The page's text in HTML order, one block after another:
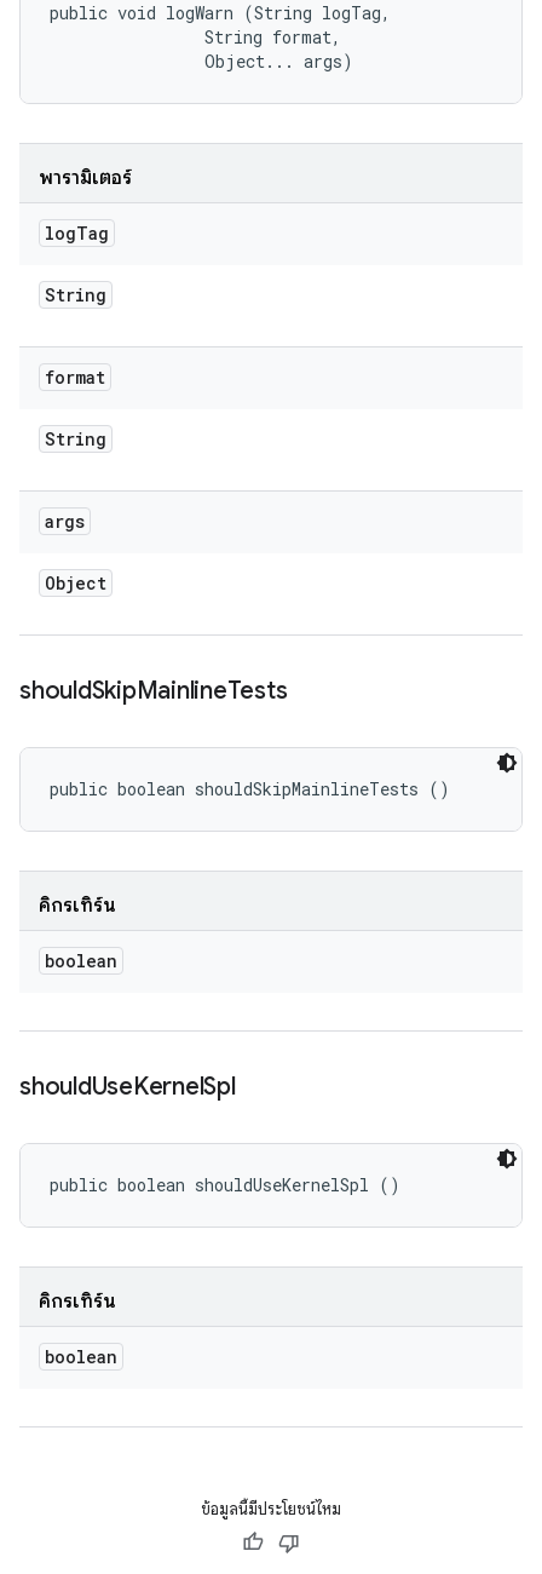
public void logWarn (String logTag,
                String format,
                Object... args)
พารามิเตอร์
logTag
String
format
String
args
Object
shouldSkipMainlineTests
public boolean shouldSkipMainlineTests ()
คิกรีเทิร์น
boolean
shouldUseKernelSpl
public boolean shouldUseKernelSpl ()
คิกรีเทิร์น
boolean
ข้อมูลนี้มีประโยชน์ไหม